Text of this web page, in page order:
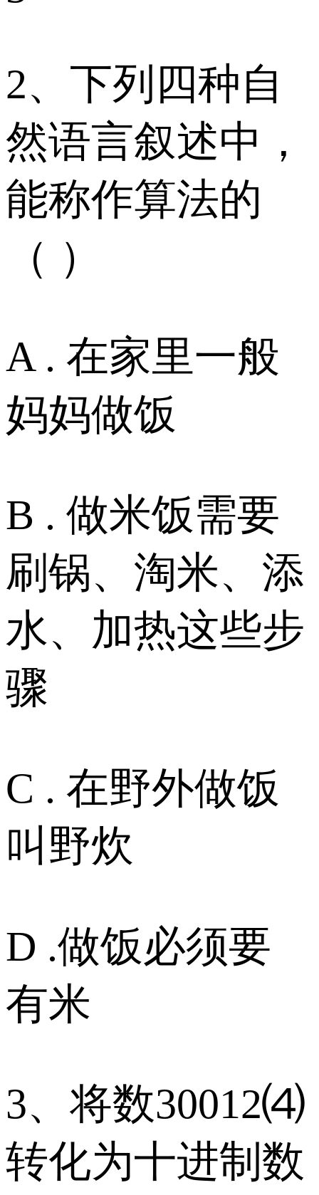
2、下列四种自
然语言叙述中，
能称作算法的
（ ）
A . 在家里一般
妈妈做饭
B . 做米饭需要
刷锅、淘米、添
水、加热这些步
骤
C . 在野外做饭
叫野炊
D .做饭必须要
有米
3、将数30012⑷
转化为十进制数